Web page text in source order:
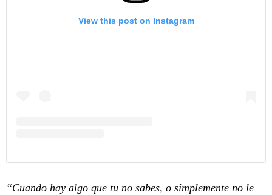
View this post on Instagram
“Cuando hay algo que tu no sabes, o simplemente no le